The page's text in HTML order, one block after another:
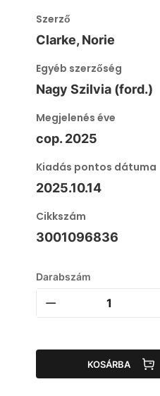
Szerző
Clarke, Norie
Egyéb szerzőség
Nagy Szilvia (ford.)
Megjelenés éve
cop. 2025
Kiadás pontos dátuma
2025.10.14
Cikkszám
3001096836
Darabszám
KOSÁRBA